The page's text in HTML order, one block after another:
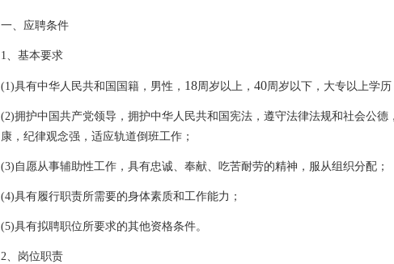
一、应聘条件
1、基本要求
(1)具有中华人民共和国国籍，男性， 18周岁以上， 40周岁以下，大专以上学
(2)拥护中国共产党领导，拥护中华人民共和国宪法，遵守法律法规和社会公
康，纪律观念强，适应轨道倒班工作；
(3) 自愿从事辅助性工作，具有忠诚、奉献、吃苦耐劳的精神，服从组织分配；
(4)具有履行职责所需要的身体素质和工作能力；
(5)具有拟聘职位所要求的其他资格条件。
2、岗位职责